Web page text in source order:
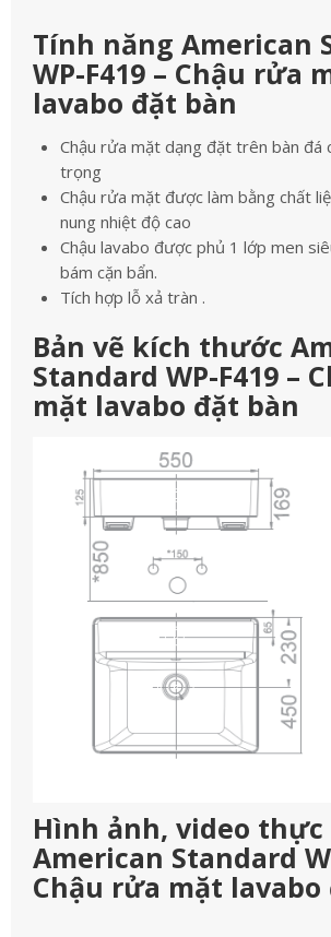
Tính năng American
WP-F419 – Chậu rửa
lavabo đặt bàn
Chậu rửa mặt dạng đặt trên bàn đá
trọng
Chậu rửa mặt được làm bằng chất
nung nhiệt độ cao
Chậu lavabo được phủ 1 lớp men
bám cặn bẩn.
Tích hợp lỗ xả tràn .
Bản vẽ kích thước
Standard WP-F419 –
mặt lavabo đặt bàn
Hình ảnh, video
American Standard
Chậu rửa mặt lavabo